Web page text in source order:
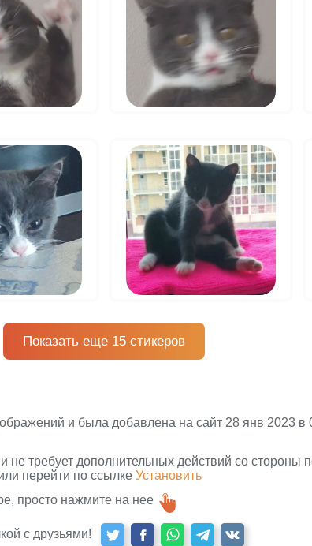
Показать еще 15 стикеров
и была добавлена на сайт 28 янв 2023 в
не требует дополнительных действий со стороны
перейти по ссылке Установить
просто нажмите на нее
с друзьями!